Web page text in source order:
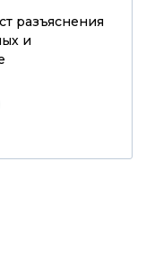
разъяснения
и